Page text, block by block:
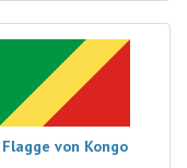
Flagge von Kongo